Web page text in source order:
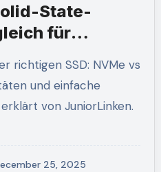
State-
für
und einfache
von JuniorLinken.
25, 2025